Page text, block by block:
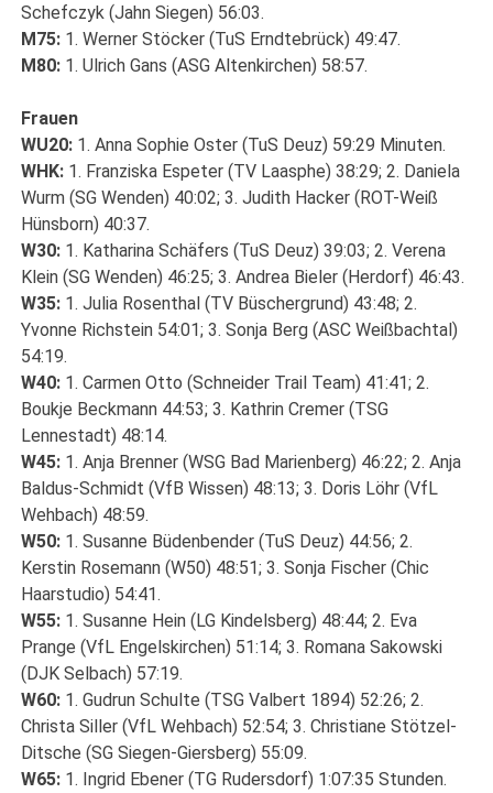
Schefczyk (Jahn Siegen) 56:03.
M75: 1. Werner Stöcker (TuS Erndtebrück) 49:47.
M80: 1. Ulrich Gans (ASG Altenkirchen) 58:57.
Frauen
WU20: 1. Anna Sophie Oster (TuS Deuz) 59:29 Minuten.
WHK: 1. Franziska Espeter (TV Laasphe) 38:29; 2. Daniela
Wurm (SG Wenden) 40:02; 3. Judith Hacker (ROT-Weiß
Hünsborn) 40:37.
W30: 1. Katharina Schäfers (TuS Deuz) 39:03; 2. Verena
Klein (SG Wenden) 46:25; 3. Andrea Bieler (Herdorf) 46:43.
W35: 1. Julia Rosenthal (TV Büschergrund) 43:48; 2.
Yvonne Richstein 54:01; 3. Sonja Berg (ASC Weißbachtal)
54:19.
W40: 1. Carmen Otto (Schneider Trail Team) 41:41; 2.
Boukje Beckmann 44:53; 3. Kathrin Cremer (TSG
Lennestadt) 48:14.
W45: 1. Anja Brenner (WSG Bad Marienberg) 46:22; 2. Anja
Baldus-Schmidt (VfB Wissen) 48:13; 3. Doris Löhr (VfL
Wehbach) 48:59.
W50: 1. Susanne Büdenbender (TuS Deuz) 44:56; 2.
Kerstin Rosemann (W50) 48:51; 3. Sonja Fischer (Chic
Haarstudio) 54:41.
W55: 1. Susanne Hein (LG Kindelsberg) 48:44; 2. Eva
Prange (VfL Engelskirchen) 51:14; 3. Romana Sakowski
(DJK Selbach) 57:19.
W60: 1. Gudrun Schulte (TSG Valbert 1894) 52:26; 2.
Christa Siller (VfL Wehbach) 52:54; 3. Christiane Stötzel-
Ditsche (SG Siegen-Giersberg) 55:09.
W65: 1. Ingrid Ebener (TG Rudersdorf) 1:07:35 Stunden.